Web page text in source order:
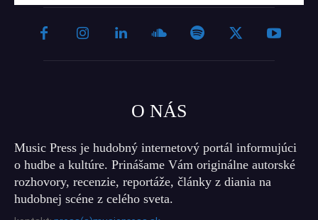
O NÁS
Music Press je hudobný internetový portál informujúci
o hudbe a kultúre. Prinášame Vám originálne autorské
rozhovory, recenzie, reportáže, články z diania na
hudobnej scéne z celého sveta.